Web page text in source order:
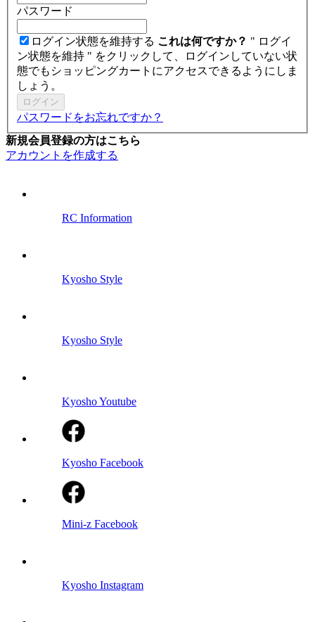
パスワード
ログイン状態を維持する これは何ですか？ " ログイ
ン状態を維持 " をクリックして、ログインしていない状
態でもショッピングカートにアクセスできるようにしま
しょう。
ログイン
パスワードをお忘れですか？
新規会員登録の方はこちら
アカウントを作成する
RC Information
Kyosho Style
Kyosho Style
Kyosho Youtube
Kyosho Facebook
Mini-z Facebook
Kyosho Instagram